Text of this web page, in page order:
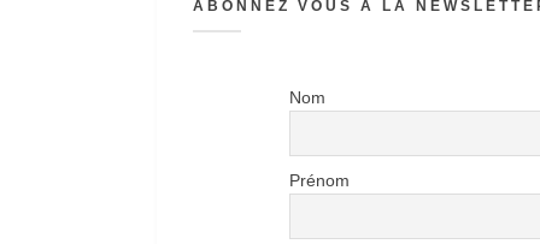
ABONNEZ VOUS À LA
Nom
Prénom